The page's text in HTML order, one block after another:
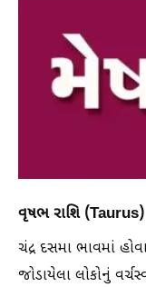
વૃષભ રાશિ (Taurus)
ચંદ્ર દસમા ભાવમાં
જોડાયેલા લોકોનું